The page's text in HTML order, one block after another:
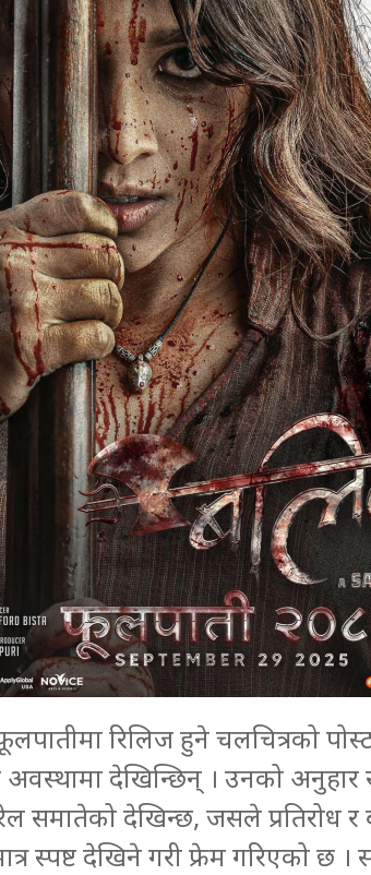
रिलिज हुने चलचित्रको
अवस्थामा देखिन्छिन् । उनको
समातेको देखिन्छ, जसले प्रतिरोध
स्पष्ट देखिने गरी फ्रेम गरिएको छ ।